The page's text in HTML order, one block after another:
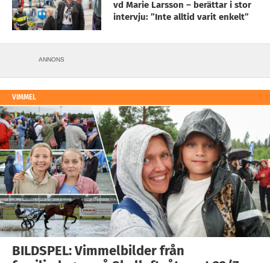
vd Marie Larsson – berättar i stor
intervju: ”Inte alltid varit enkelt”
ANNONS
VIMMEL
BILDSPEL: Vimmelbilder från